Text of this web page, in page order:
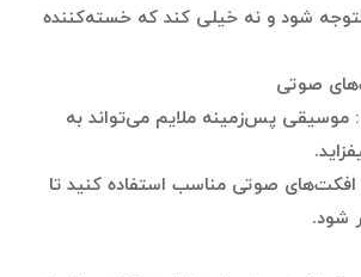
شود و نه خیلی کند که خسته‌کننده
موسیقی پس‌زمینه ملایم می‌تواند به
صوتی مناسب استفاده کنید تا
شود.